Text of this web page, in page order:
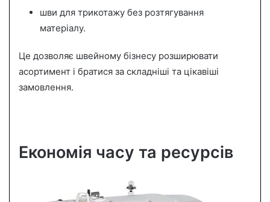
шви для трикотажу без розтягування
матеріалу.
Це дозволяє швейному бізнесу розширювати
асортимент і братися за складніші та цікавіші
замовлення.
Економія часу та ресурсів